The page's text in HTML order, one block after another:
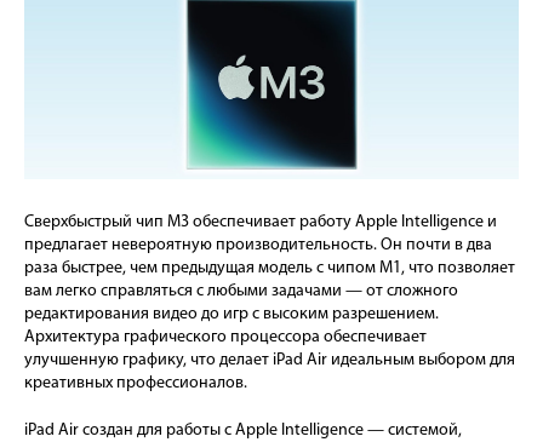
Сверхбыстрый чип M3 обеспечивает работу Apple Intelligence и
предлагает невероятную производительность. Он почти в два
раза быстрее, чем предыдущая модель с чипом M1, что позволяет
вам легко справляться с любыми задачами — от сложного
редактирования видео до игр с высоким разрешением.
Архитектура графического процессора обеспечивает
улучшенную графику, что делает iPad Air идеальным выбором для
креативных профессионалов.
iPad Air создан для работы с Apple Intelligence — системой,